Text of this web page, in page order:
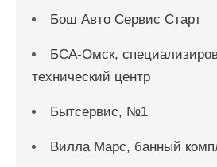
Бош Авто Сервис Старт
БСА-Омск,
технический центр
Бытсервис, №1
Вилла Марс, банный